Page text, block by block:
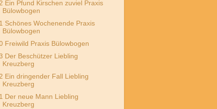
Ein Pfund Kirschen zuviel Praxis
Bülowbogen
Schönes Wochenende Praxis
Bülowbogen
Freiwild Praxis Bülowbogen
Der Beschützer Liebling
Kreuzberg
Ein dringender Fall Liebling
Kreuzberg
Der neue Mann Liebling
Kreuzberg